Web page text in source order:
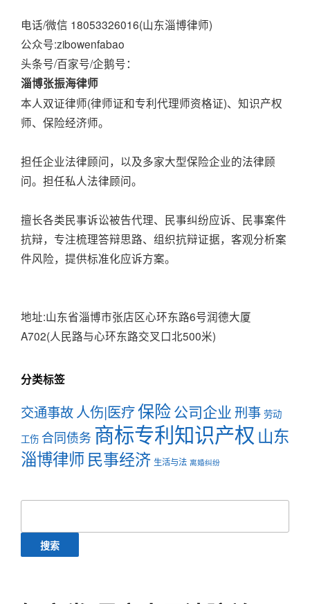
电话/微信 18053326016(山东淄博律师)
公众号:zibowenfabao
头条号/百家号/企鹅号：
淄博张振海律师
本人双证律师(律师证和专利代理师资格证)、知识产权
师、保险经济师。
担任企业法律顾问，以及多家大型保险企业的法律顾
问。担任私人法律顾问。
擅长各类民事诉讼被告代理、民事纠纷应诉、民事案件
抗辩，专注梳理答辩思路、组织抗辩证据，客观分析案
件风险，提供标准化应诉方案。
地址:山东省淄博市张店区心环东路6号润德大厦
A702(人民路与心环东路交叉口北500米)
分类标签
交通事故人伤|医疗保险公司企业刑事 劳动
工伤 合同债务 商标专利知识产权 山东
淄博律师民事经济 生活与法 离婚纠纷
索：